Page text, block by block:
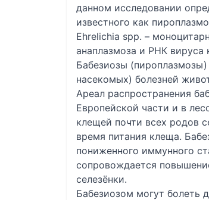
данном исследовании
известного как
Ehrelichia spp. –
анаплазмоза и РНК вируса
Бабезиозы
насекомых) болезней
Ареал распространения
Европейской части и в
клещей почти всех родов
время питания клеща.
пониженного иммунного
сопровождается
селезёнки.
Бабезиозом могут болеть